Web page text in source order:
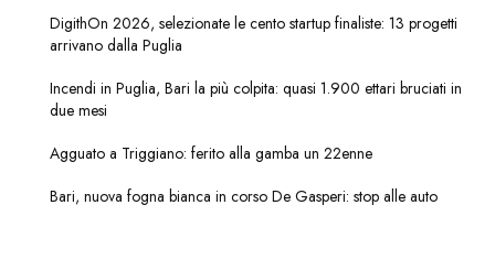
DigithOn 2026, selezionate le cento startup finaliste: 13 progetti
arrivano dalla Puglia
Incendi in Puglia, Bari la più colpita: quasi 1.900 ettari bruciati in
due mesi
Agguato a Triggiano: ferito alla gamba un 22enne
Bari, nuova fogna bianca in corso De Gasperi: stop alle auto